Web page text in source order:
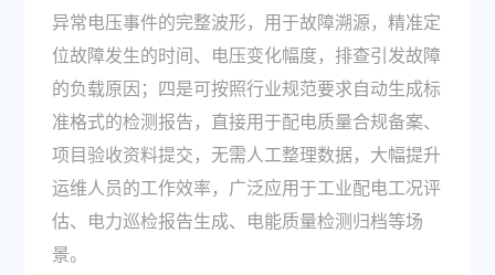
异常电压事件的完整波形，用于故障溯源，精准定
位故障发生的时间、电压变化幅度，排查引发故障
的负载原因；四是可按照行业规范要求自动生成标
准格式的检测报告，直接用于配电质量合规备案、
项目验收资料提交，无需人工整理数据，大幅提升
运维人员的工作效率，广泛应用于工业配电工况评
估、电力巡检报告生成、电能质量检测归档等场
景。